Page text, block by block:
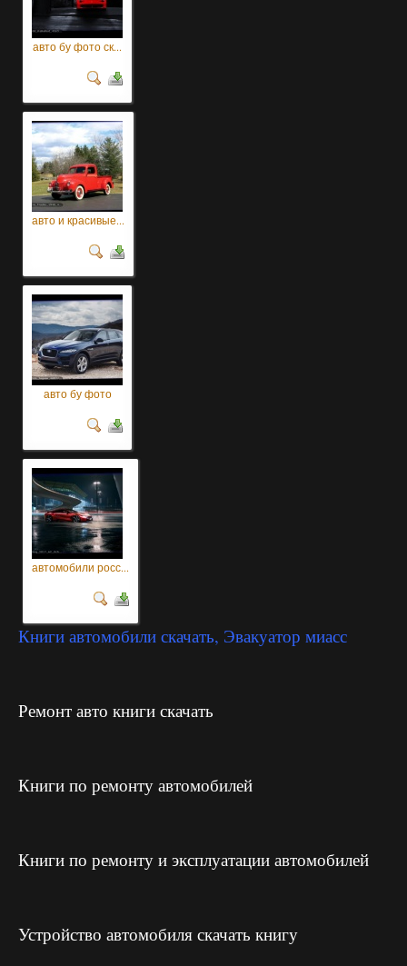
авто бу фото ск...
авто и красивые...
авто бу фото
автомобили росс...
Книги автомобили скачать, Эвакуатор миасс
Ремонт авто книги скачать
Книги по ремонту автомобилей
Книги по ремонту и эксплуатации автомобилей
Устройство автомобиля скачать книгу